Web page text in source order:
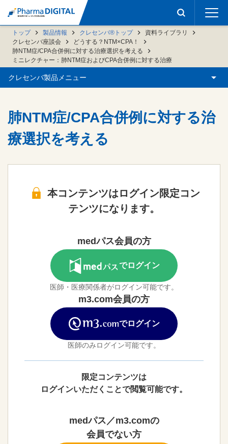
トップ 製品情報 クレセンバ®トップ
資料ライブラリ
クレセンバ座談会
どうする？NTM×CPA！
肺NTM症/CPA合併例に対する治療選択を考える
ミニレクチャー：肺NTM症およびCPA合併例に対する治療
クレセンバ製品メニュー
肺NTM症/CPA合併例に対する治
療選択を考える
本コンテンツはログイン限定コン
テンツになります。
medパス会員の方
でログイン
医師・医療関係者がログイン可能です。
m3.com会員の方
でログイン
医師のみログイン可能です。
限定コンテンツは
ログインいただくことで閲覧可能です。
medパス／m3.comの
会員でない方